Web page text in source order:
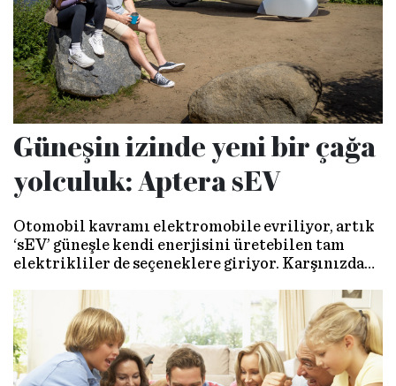
Güneşin izinde yeni bir çağa
yolculuk: Aptera sEV
Otomobil kavramı elektromobile evriliyor, artık
‘sEV’ güneşle kendi enerjisini üretebilen tam
elektrikliler de seçeneklere giriyor. Karşınızda